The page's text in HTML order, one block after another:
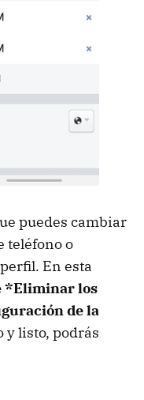
puedes cambiar
teléfono o
En esta
*Eliminar los
de la
y listo, podrás